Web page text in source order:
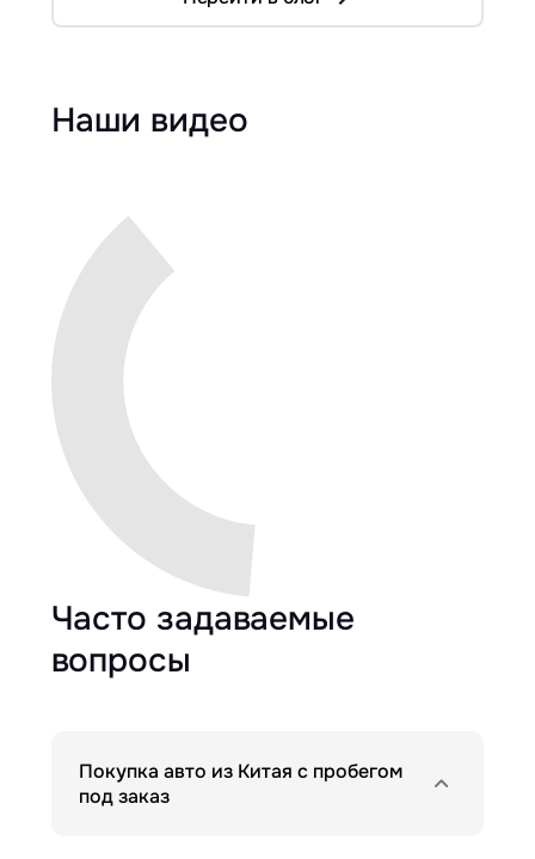
Наши видео
Часто задаваемые
вопросы
Покупка авто из Китая с пробегом
под заказ